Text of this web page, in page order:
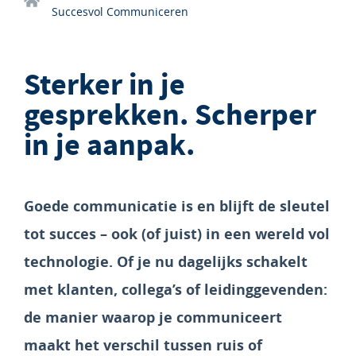
Succesvol Communiceren
Sterker in je
gesprekken. Scherper
in je aanpak.
Goede communicatie is en blijft de sleutel
tot succes – ook (of juist) in een wereld vol
technologie. Of je nu dagelijks schakelt
met klanten, collega’s of leidinggevenden:
de manier waarop je communiceert
maakt het verschil tussen ruis of